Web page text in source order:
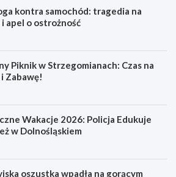
kontra samochód: tragedia na
apel o ostrożność
Piknik w Strzegomianach: Czas na
i Zabawę!
Wakacje 2026: Policja Edukuje
w Dolnośląskiem
oszustka wpadła na gorącym